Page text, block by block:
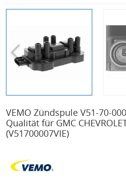
VEMO Zündspule V51-70-
Qualität für GMC
(V51700007VIE)